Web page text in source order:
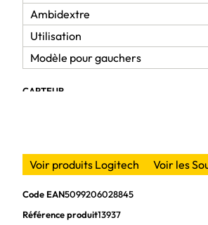
Ambidextre
Utilisation
Modèle pour gauchers
CAPTEUR
CARACTÉRISTIQUES PHYSIQUES
Couleur
Poids
Voir produits Logitech Voir les
Code EAN5099206028845
Référence produit13937